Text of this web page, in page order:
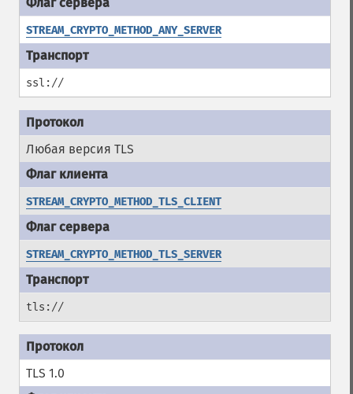
STREAM_CRYPTO_METHOD_ANY_SERVER
ssl://
Любая версия TLS
STREAM_CRYPTO_METHOD_TLS_CLIENT
STREAM_CRYPTO_METHOD_TLS_SERVER
tls://
TLS 1.0